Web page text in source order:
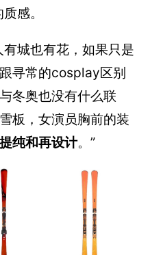
感。
城也有花，如果只是
寻常的cosplay区别
冬奥也没有什么联
板，女演员胸前的装
纯和再设计。”